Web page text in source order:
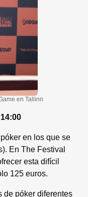
en Tallinn
en los que se
En The Festival
esta difícil
125 euros.
de póker diferentes